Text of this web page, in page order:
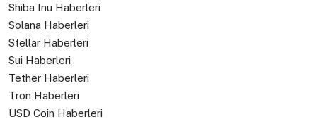
Shiba Inu Haberleri
Solana Haberleri
Stellar Haberleri
Sui Haberleri
Tether Haberleri
Tron Haberleri
USD Coin Haberleri